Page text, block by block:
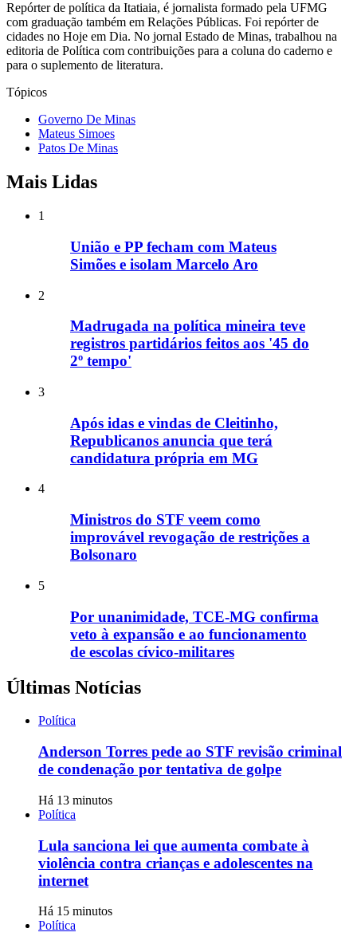
Repórter de política da Itatiaia, é jornalista formado pela UFMG
com graduação também em Relações Públicas. Foi repórter de
cidades no Hoje em Dia. No jornal Estado de Minas, trabalhou na
editoria de Política com contribuições para a coluna do caderno e
para o suplemento de literatura.
Tópicos
Governo De Minas
Mateus Simoes
Patos De Minas
Mais Lidas
1
União e PP fecham com Mateus
Simões e isolam Marcelo Aro
2
Madrugada na política mineira teve
registros partidários feitos aos '45 do
2º tempo'
3
Após idas e vindas de Cleitinho,
Republicanos anuncia que terá
candidatura própria em MG
4
Ministros do STF veem como
improvável revogação de restrições a
Bolsonaro
5
Por unanimidade, TCE-MG confirma
veto à expansão e ao funcionamento
de escolas cívico-militares
Últimas Notícias
Política
Anderson Torres pede ao STF revisão criminal
de condenação por tentativa de golpe
Há 13 minutos
Política
Lula sanciona lei que aumenta combate à
violência contra crianças e adolescentes na
internet
Há 15 minutos
Política